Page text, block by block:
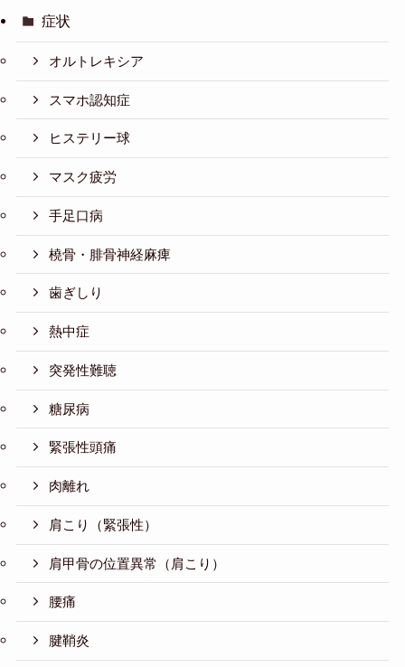
症状
オルトレキシア
スマホ認知症
ヒステリー球
マスク疲労
手足口病
橈骨・腓骨神経麻痺
歯ぎしり
熱中症
突発性難聴
糖尿病
緊張性頭痛
肉離れ
肩こり（緊張性）
肩甲骨の位置異常（肩こり）
腰痛
腱鞘炎